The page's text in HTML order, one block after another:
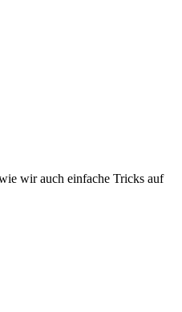
wir auch einfache Tricks auf